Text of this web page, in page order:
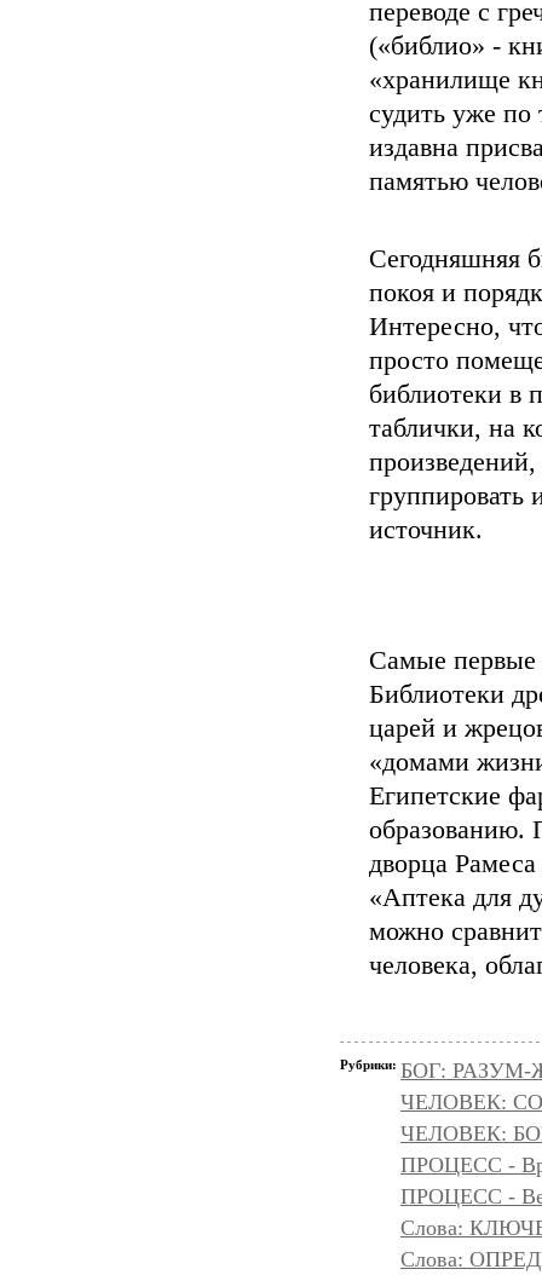
переводе с
(«библио» -
«хранилище
судить уже
издавна
памятью
Сегодняшняя
покоя и
Интересно,
просто
библиотеки в
таблички, на
группировать
источник.
Самые первые
Библиотеки
царей и
«домами
Египетские
образованию.
дворца
«Аптека для
можно
человека,
Рубрики: БОГ:
ЧЕЛОВЕК:
ЧЕЛОВЕК:
ПРОЦЕСС -
ПРОЦЕСС -
Слова:
Слова: